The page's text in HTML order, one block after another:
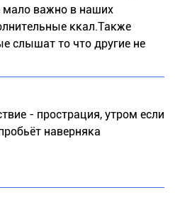
мало важно в наших
ккал.Также
слышат то что другие не
- прострация, утром если
наверняка